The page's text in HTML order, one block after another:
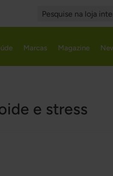
Marcas Magazine
e stress